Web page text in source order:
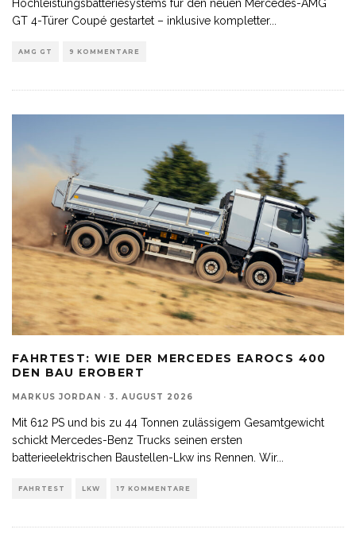
Hochleistungsbatteriesystems für den neuen Mercedes-AMG
GT 4-Türer Coupé gestartet – inklusive kompletter...
AMG GT 9 KOMMENTARE
FAHRTEST: WIE DER MERCEDES EAROCS 400
DEN BAU EROBERT
MARKUS JORDAN · 3. AUGUST 2026
Mit 612 PS und bis zu 44 Tonnen zulässigem Gesamtgewicht
schickt Mercedes-Benz Trucks seinen ersten
batterieelektrischen Baustellen-Lkw ins Rennen. Wir...
FAHRTEST LKW 17 KOMMENTARE